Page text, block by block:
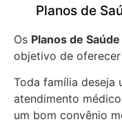
Planos de
Os Planos de
objetivo de
Toda família deseja
atendimento
um bom convênio